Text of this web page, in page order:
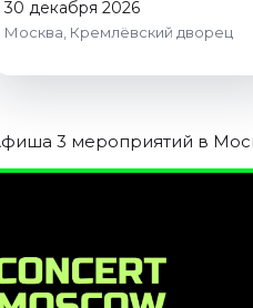
30 декабря 2026
Москва, Кремлёвский дворец
3 мероприятий в